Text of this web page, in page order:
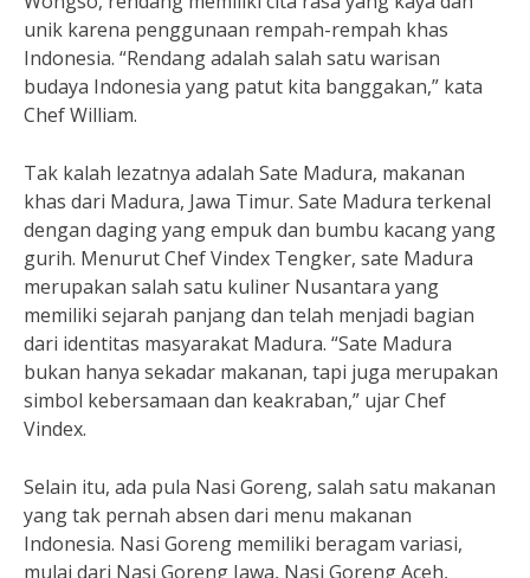
unik karena penggunaan rempah-rempah khas
Indonesia. “Rendang adalah salah satu warisan
budaya Indonesia yang patut kita banggakan,” kata
Chef William.
Tak kalah lezatnya adalah Sate Madura, makanan
khas dari Madura, Jawa Timur. Sate Madura terkenal
dengan daging yang empuk dan bumbu kacang yang
gurih. Menurut Chef Vindex Tengker, sate Madura
merupakan salah satu kuliner Nusantara yang
memiliki sejarah panjang dan telah menjadi bagian
dari identitas masyarakat Madura. “Sate Madura
bukan hanya sekadar makanan, tapi juga merupakan
simbol kebersamaan dan keakraban,” ujar Chef
Vindex.
Selain itu, ada pula Nasi Goreng, salah satu makanan
yang tak pernah absen dari menu makanan
Indonesia. Nasi Goreng memiliki beragam variasi,
mulai dari Nasi Goreng Jawa, Nasi Goreng Aceh,